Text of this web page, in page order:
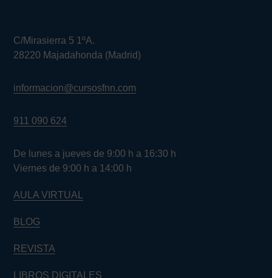
C/Mirasierra 5 1ºA.
28220 Majadahonda (Madrid)
informacion@cursosfnn.com
911 090 624
De lunes a jueves de 9:00 h a 16:30 h
Viernes de 9:00 h a 14:00 h
AULA VIRTUAL
BLOG
REVISTA
LIBROS DIGITALES